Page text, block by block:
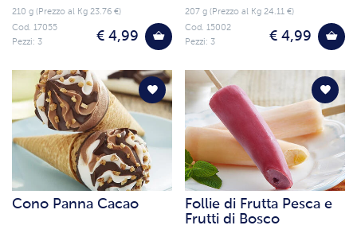
210 g (Prezzo al Kg 23.76 €)
€ 4,99
Cod. 17055
Pezzi: 3
207 g (Prezzo al Kg 24.11 €)
€ 4,99
Cod. 15002
Pezzi: 3
Cono Panna Cacao
Follie di Frutta Pesca e
Frutti di Bosco